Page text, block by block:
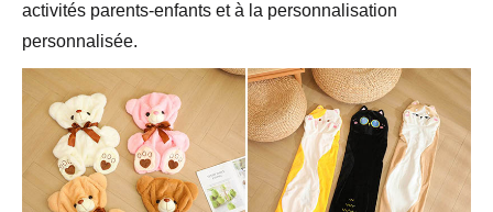
activités parents-enfants et à la personnalisation
personnalisée.